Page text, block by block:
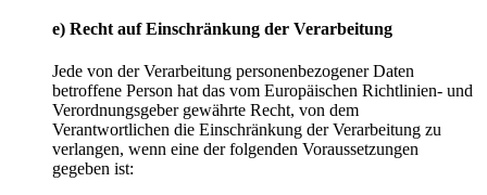
e) Recht auf Einschränkung der Verarbeitung
Jede von der Verarbeitung personenbezogener Daten
betroffene Person hat das vom Europäischen Richtlinien- und
Verordnungsgeber gewährte Recht, von dem
Verantwortlichen die Einschränkung der Verarbeitung zu
verlangen, wenn eine der folgenden Voraussetzungen
gegeben ist: